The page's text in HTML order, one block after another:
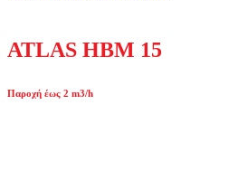
ATLAS HBM 15
Παροχή έως 2 m3/h